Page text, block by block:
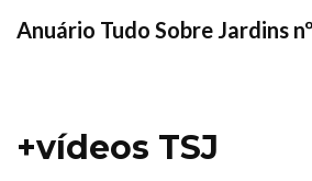
Anuário Tudo Sobre Jardins
+vídeos TSJ